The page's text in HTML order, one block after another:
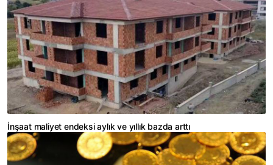
İnşaat maliyet endeksi aylık ve yıllık bazda arttı